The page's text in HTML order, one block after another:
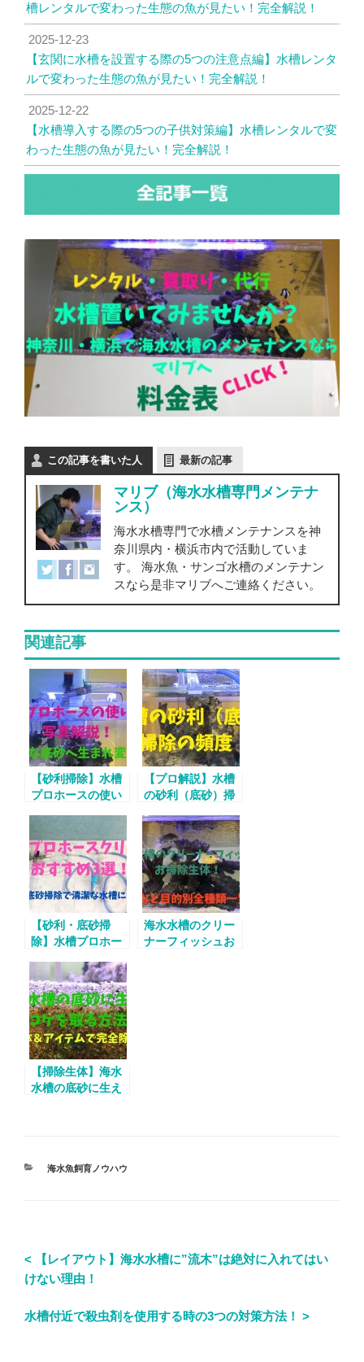
槽レンタルで変わった生態の魚が見たい！完全解説！
2025-12-23
【玄関に水槽を設置する際の5つの注意点編】水槽レンタ
ルで変わった生態の魚が見たい！完全解説！
2025-12-22
【水槽導入する際の5つの子供対策編】水槽レンタルで変
わった生態の魚が見たい！完全解説！
この記事を書いた人 最新の記事
マリブ（海水水槽専門メンテナ
ンス）
海水水槽専門で水槽メンテナンスを神
奈川県内・横浜市内で活動していま
す。 海水魚・サンゴ水槽のメンテナン
スなら是非マリブへご連絡ください。
関連記事
【砂利掃除】水槽
プロホースの使い
変わる！
【プロ解説】水槽
の砂利（底砂）掃
【砂利・底砂掃
除】水槽プロホー
すめ3選！
海水水槽のクリー
ナーフィッシュお
【掃除生体】海水
水槽の底砂に生え
海水魚飼育ノウハウ
< 【レイアウト】海水水槽に”流木”は絶対に入れてはい
けない理由！
水槽付近で殺虫剤を使用する時の3つの対策方法！ >